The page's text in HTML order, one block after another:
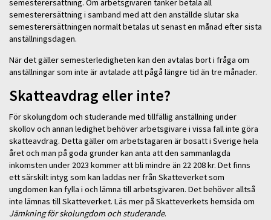
semesterersättning. Om arbetsgivaren tänker betala all
semesterersättning i samband med att den anställde slutar ska
semesterersättningen normalt betalas ut senast en månad efter sista
anställningsdagen.
När det gäller semesterledigheten kan den avtalas bort i fråga om
anställningar som inte är avtalade att pågå längre tid än tre månader.
Skatteavdrag eller inte?
För skolungdom och studerande med tillfällig anställning under
skollov och annan ledighet behöver arbetsgivare i vissa fall inte göra
skatteavdrag. Detta gäller om arbetstagaren är bosatt i Sverige hela
året och man på goda grunder kan anta att den sammanlagda
inkomsten under 2023 kommer att bli mindre än 22 208 kr. Det finns
ett särskilt intyg som kan laddas ner från Skatteverket som
ungdomen kan fylla i och lämna till arbetsgivaren. Det behöver alltså
inte lämnas till Skatteverket. Läs mer på Skatteverkets hemsida om
Jämkning för skolungdom och studerande.